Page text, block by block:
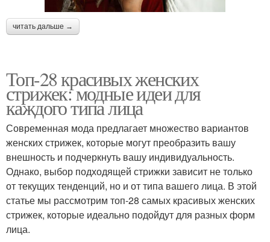
читать дальше →
Топ-28 красивых женских
стрижек: модные идеи для
каждого типа лица
Современная мода предлагает множество вариантов
женских стрижек, которые могут преобразить вашу
внешность и подчеркнуть вашу индивидуальность.
Однако, выбор подходящей стрижки зависит не только
от текущих тенденций, но и от типа вашего лица. В этой
статье мы рассмотрим топ-28 самых красивых женских
стрижек, которые идеально подойдут для разных форм
лица.